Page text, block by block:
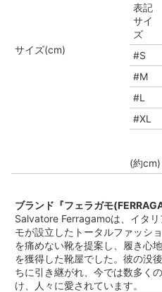
サイズ(cm)
表記
サイ
ズ
#S
#M
#L
#XL
(約cm)
ブランド『フェラガモ
Salvatore Ferragamoは、イタ
モが設立したトータルファッシ
を痛めない靴を提案し、履き心
を獲得した靴屋でした。彼の没
ちに引き継がれ、今では数多く
け、人々に愛されています。